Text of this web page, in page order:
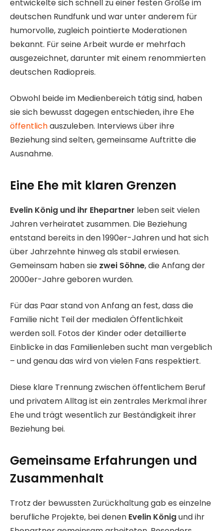
entwickelte sich schnell zu einer festen Größe im
deutschen Rundfunk und war unter anderem für
humorvolle, zugleich pointierte Moderationen
bekannt. Für seine Arbeit wurde er mehrfach
ausgezeichnet, darunter mit einem renommierten
deutschen Radiopreis.
Obwohl beide im Medienbereich tätig sind, haben
sie sich bewusst dagegen entschieden, ihre Ehe
öffentlichauszuleben. Interviews über ihre
Beziehung sind selten, gemeinsame Auftritte die
Ausnahme.
Eine Ehe mit klaren Grenzen
Evelin König und ihr Ehepartner leben seit vielen
Jahren verheiratet zusammen. Die Beziehung
entstand bereits in den 1990er-Jahren und hat sich
über Jahrzehnte hinweg als stabil erwiesen.
Gemeinsam haben sie zwei Söhne, die Anfang der
2000er-Jahre geboren wurden.
Für das Paar stand von Anfang an fest, dass die
Familie nicht Teil der medialen Öffentlichkeit
werden soll. Fotos der Kinder oder detaillierte
Einblicke in das Familienleben sucht man vergeblich
– und genau das wird von vielen Fans respektiert.
Diese klare Trennung zwischen öffentlichem Beruf
und privatem Alltag ist ein zentrales Merkmal ihrer
Ehe und trägt wesentlich zur Beständigkeit ihrer
Beziehung bei.
Gemeinsame Erfahrungen und
Zusammenhalt
Trotz der bewussten Zurückhaltung gab es einzelne
berufliche Projekte, bei denen Evelin Königund ihr